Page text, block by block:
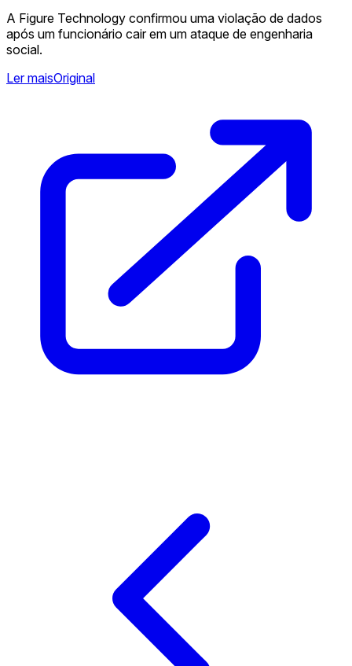
A Figure Technology confirmou uma violação de dados
após um funcionário cair em um ataque de engenharia
social. ️
Ler maisOriginal